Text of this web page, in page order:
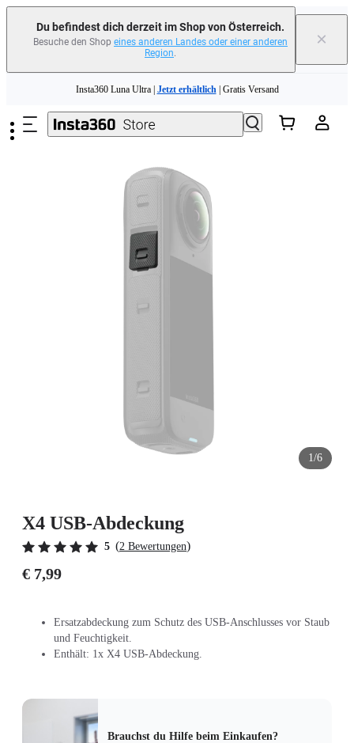
Du befindest dich derzeit im Shop von Österreich.
Besuche den Shop eines anderen Landes oder einer anderen
Region.
×
Need shopping help? |
Insta360 Luna Ultra | Jetzt erhältlich| Gratis Versand
1/6
X4 USB-Abdeckung
5 (2 Bewertungen)
€ 7,99
Ersatzabdeckung zum Schutz des USB-Anschlusses vor Staub
und Feuchtigkeit.
Enthält: 1x X4 USB-Abdeckung.
Brauchst du Hilfe beim Einkaufen?